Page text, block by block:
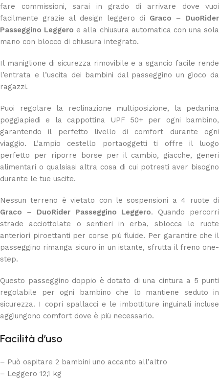
fare commissioni, sarai in grado di arrivare dove vuoi
facilmente grazie al design leggero di Graco – DuoRider
Passeggino Leggero e alla chiusura automatica con una sola
mano con blocco di chiusura integrato.
Il maniglione di sicurezza rimovibile e a sgancio facile rende
l’entrata e l’uscita dei bambini dal passeggino un gioco da
ragazzi.
Puoi regolare la reclinazione multiposizione, la pedanina
poggiapiedi e la cappottina UPF 50+ per ogni bambino,
garantendo il perfetto livello di comfort durante ogni
viaggio. L’ampio cestello portaoggetti ti offre il luogo
perfetto per riporre borse per il cambio, giacche, generi
alimentari o qualsiasi altra cosa di cui potresti aver bisogno
durante le tue uscite.
Nessun terreno è vietato con le sospensioni a 4 ruote di
Graco – DuoRider Passeggino Leggero. Quando percorri
strade acciottolate o sentieri in erba, sblocca le ruote
anteriori piroettanti per corse più fluide. Per garantire che il
passeggino rimanga sicuro in un istante, sfrutta il freno one-
step.
Questo passeggino doppio è dotato di una cintura a 5 punti
regolabile per ogni bambino che lo mantiene seduto in
sicurezza. I copri spallacci e le imbottiture inguinali incluse
aggiungono comfort dove è più necessario.
Facilità d’uso
– Può ospitare 2 bambini uno accanto all’altro
– Leggero 12,1 kg